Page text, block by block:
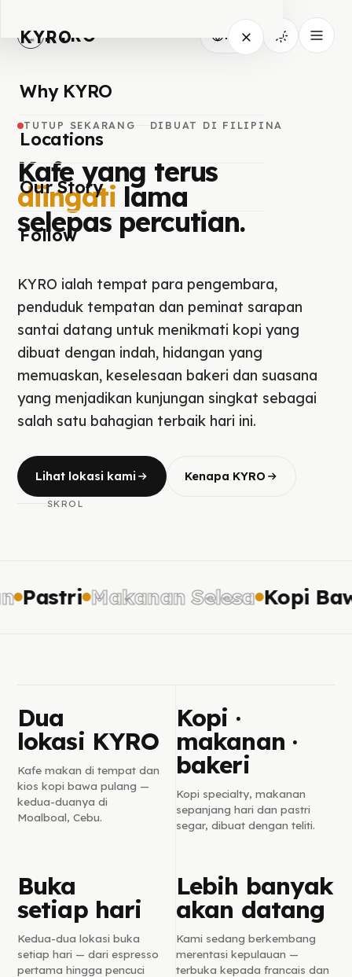
KYRO MS
KYRO
Why KYRO
Locations
Our Story
Follow
TUTUP SEKARANG DIBUAT DI FILIPINA
Kafe yang terus
diingati lama
selepas percutian.
KYRO ialah tempat para pengembara,
penduduk tempatan dan peminat sarapan
santai datang untuk menikmati kopi yang
dibuat dengan indah, hidangan yang
memuaskan, keselesaan bakeri dan suasana
yang menjadikan kunjungan singkat sebagai
salah satu bahagian terbaik hari ini.
Lihat lokasi kami Kenapa KYRO
SKROL
Pastri Makanan Selesa Kopi
Dua
lokasi KYRO
Kafe makan di tempat dan
kios kopi bawa pulang —
kedua-duanya di
Moalboal, Cebu.
Kopi ·
makanan ·
bakeri
Kopi specialty, makanan
sepanjang hari dan pastri
segar, dibuat dengan teliti.
Buka
setiap hari
Kedua-dua lokasi buka
setiap hari — dari espresso
pertama hingga pencuci
Lebih banyak
akan datang
Kami sedang berkembang
merentasi kepulauan —
terbuka kepada francais dan